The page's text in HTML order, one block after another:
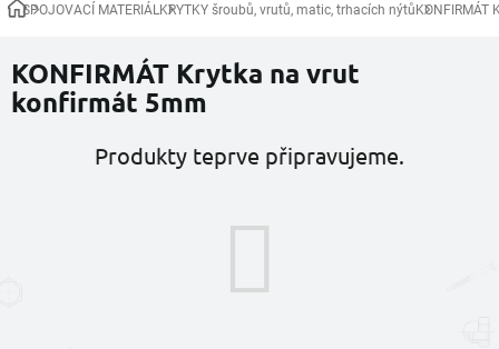
DomůSPOJOVACÍ MATERIÁLKRYTKY šroubů, vrutů, matic, trhacích nýtů
KONFIRMÁT Krytka na vrut
konfirmát 5mm
Produkty teprve připravujeme.